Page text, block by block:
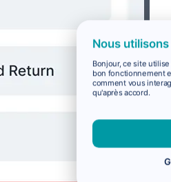
Nous
Bonjour, ce site
bon fonctionnement
comment vous
qu'après accord.